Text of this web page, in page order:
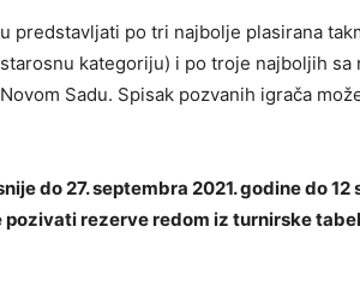
predstavljati po tri najbolje plasirana
kategoriju) i po troje najboljih sa
Sadu. Spisak pozvanih igrača
do 27. septembra 2021. godine do 12
pozivati rezerve redom iz turnirske